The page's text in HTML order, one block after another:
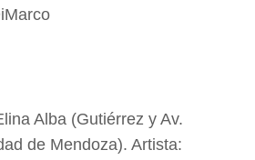
Alba (Gutiérrez y Av.
de Mendoza). Artista: